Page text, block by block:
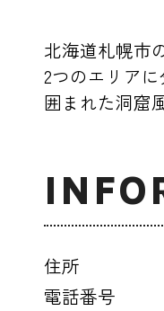
北海道札幌市
2つのエリア
囲まれた洞窟
住所
電話番号